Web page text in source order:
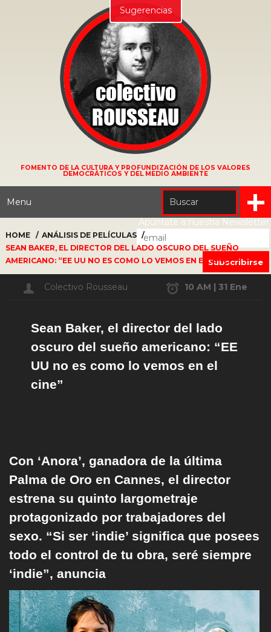
FOMENTO DE LA CULTURA Y PROFUNDIZACIÓN DE LOS VALORES
DEMOCRÁTICOS Y DEL MEDIO AMBIENTE
Menu
Apúntate a nuestra Newsletter
HOME
ANÁLISIS DE PELÍCULAS
SEAN BAKER, EL DIRECTOR DEL LADO OSCURO DEL SUEÑO
AMERICANO: “EE UU NO ES COMO LO VEMOS EN EL CINE”
Colectivo Rousseau 10 AM | 31 Ene
Sean Baker, el director del lado
oscuro del sueño americano: “EE
UU no es como lo vemos en el
cine”
Con ‘Anora’, ganadora de la última
Palma de Oro en Cannes, el director
estrena su quinto largometraje
protagonizado por trabajadores del
sexo. “Si ser ‘indie’ significa que posees
todo el control de tu obra, seré siempre
‘indie”, anuncia
Sugerencias